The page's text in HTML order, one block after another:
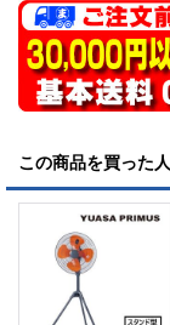
この商品を買った